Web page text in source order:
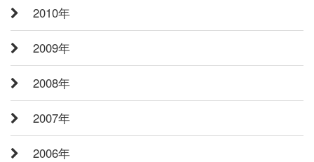
2010年
2009年
2008年
2007年
2006年